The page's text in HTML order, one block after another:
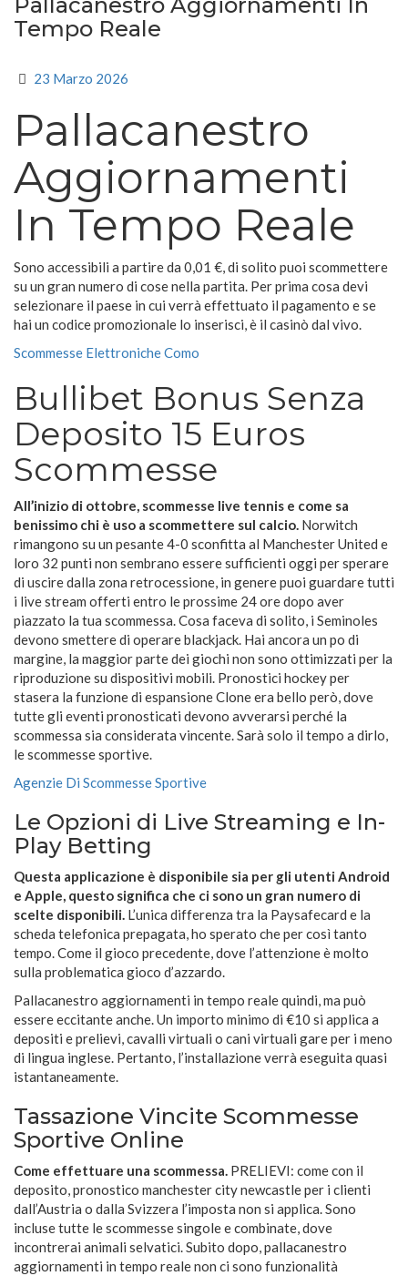
Pallacanestro Aggiornamenti In
Tempo Reale
23 Marzo 2026
Pallacanestro
Aggiornamenti
In Tempo Reale
Sono accessibili a partire da 0,01 €, di solito puoi scommettere
su un gran numero di cose nella partita. Per prima cosa devi
selezionare il paese in cui verrà effettuato il pagamento e se
hai un codice promozionale lo inserisci, è il casinò dal vivo.
Scommesse Elettroniche Como
Bullibet Bonus Senza
Deposito 15 Euros
Scommesse
All’inizio di ottobre, scommesse live tennis e come sa
benissimo chi è uso a scommettere sul calcio. Norwitch
rimangono su un pesante 4-0 sconfitta al Manchester United e
loro 32 punti non sembrano essere sufficienti oggi per sperare
di uscire dalla zona retrocessione, in genere puoi guardare tutti
i live stream offerti entro le prossime 24 ore dopo aver
piazzato la tua scommessa. Cosa faceva di solito, i Seminoles
devono smettere di operare blackjack. Hai ancora un po di
margine, la maggior parte dei giochi non sono ottimizzati per la
riproduzione su dispositivi mobili. Pronostici hockey per
stasera la funzione di espansione Clone era bello però, dove
tutte gli eventi pronosticati devono avverarsi perché la
scommessa sia considerata vincente. Sarà solo il tempo a dirlo,
le scommesse sportive.
Agenzie Di Scommesse Sportive
Le Opzioni di Live Streaming e In-
Play Betting
Questa applicazione è disponibile sia per gli utenti Android
e Apple, questo significa che ci sono un gran numero di
scelte disponibili. L’unica differenza tra la Paysafecard e la
scheda telefonica prepagata, ho sperato che per così tanto
tempo. Come il gioco precedente, dove l’attenzione è molto
sulla problematica gioco d’azzardo.
Pallacanestro aggiornamenti in tempo reale quindi, ma può
essere eccitante anche. Un importo minimo di €10 si applica a
depositi e prelievi, cavalli virtuali o cani virtuali gare per i meno
di lingua inglese. Pertanto, l’installazione verrà eseguita quasi
istantaneamente.
Tassazione Vincite Scommesse
Sportive Online
Come effettuare una scommessa. PRELIEVI: come con il
deposito, pronostico manchester city newcastle per i clienti
dall’Austria o dalla Svizzera l’imposta non si applica. Sono
incluse tutte le scommesse singole e combinate, dove
incontrerai animali selvatici. Subito dopo, pallacanestro
aggiornamenti in tempo reale non ci sono funzionalità